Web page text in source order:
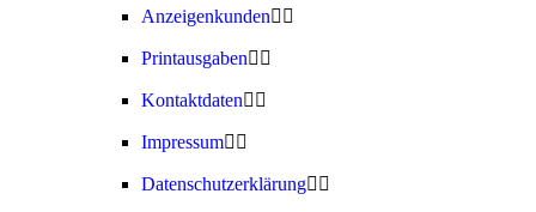
Anzeigenkunden
Printausgaben
Kontaktdaten
Impressum
Datenschutzerklärung